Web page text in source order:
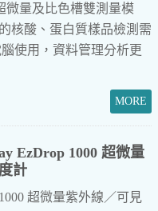
微量及比色槽雙測量模
核酸、蛋白質樣品檢測需
使用，資料管理分析更
EzDrop 1000 超微量
計
超微量紫外線／可見